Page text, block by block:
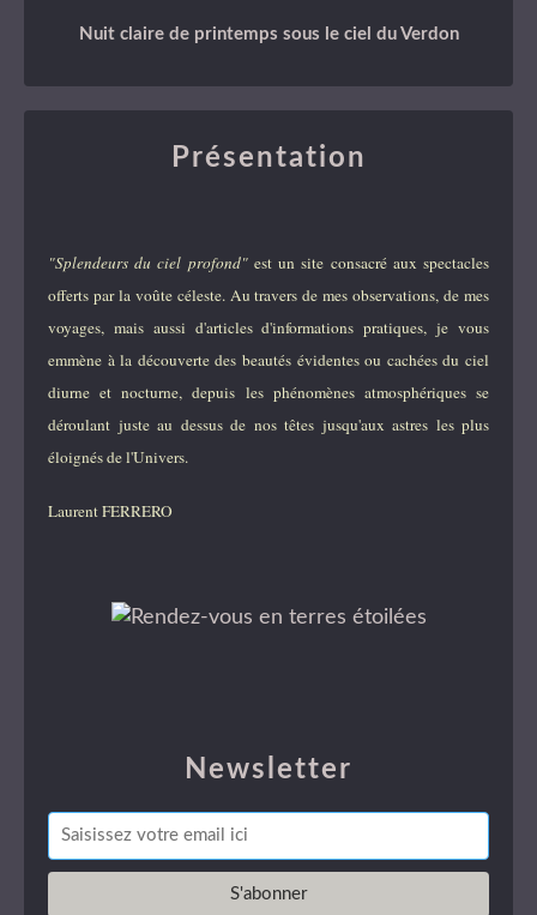
Nuit claire de printemps sous le ciel du Verdon
Newsletter
Présentation
"Splendeurs du ciel profond"est un site consacré aux spectacles
offerts par la voûte céleste. Au travers de mes observations, de mes
voyages, mais aussi d'articles d'informations pratiques, je vous
emmène à la découverte des beautés évidentes ou cachées du ciel
diurne et nocturne, depuis les phénomènes atmosphériques se
déroulant juste au dessus de nos têtes jusqu'aux astres les plus
éloignés de l'Univers.
Laurent FERRERO